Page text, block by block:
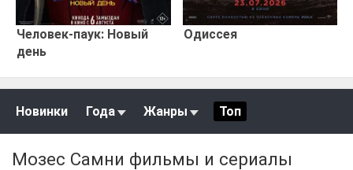
Человек-паук: Новый
день
Одиссея
Новинки Года Жанры Топ
Мозес Самни фильмы и сериалы